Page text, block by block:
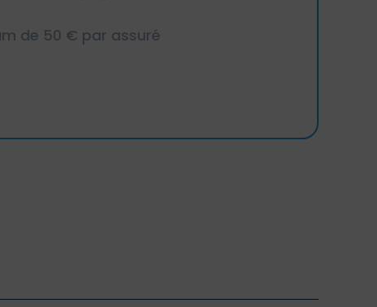
de 50 € par assuré